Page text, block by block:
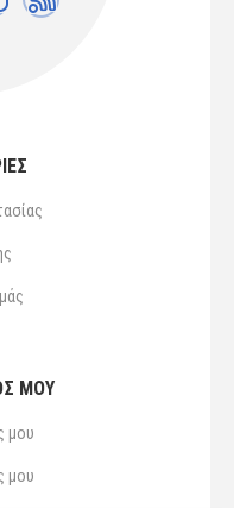
ΜΟΥ
μου
μου